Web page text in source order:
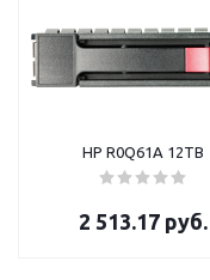
HP R0Q61A 12TB
2 513.17 руб.